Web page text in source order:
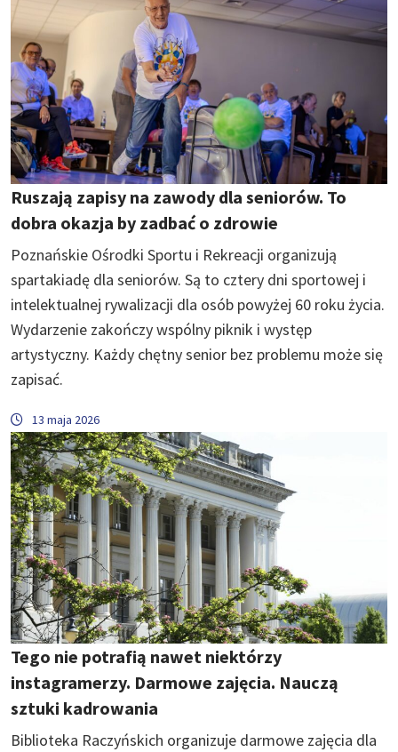
Ruszają zapisy na zawody dla seniorów. To
dobra okazja by zadbać o zdrowie
Poznańskie Ośrodki Sportu i Rekreacji organizują
spartakiadę dla seniorów. Są to cztery dni sportowej i
intelektualnej rywalizacji dla osób powyżej 60 roku życia.
Wydarzenie zakończy wspólny piknik i występ
artystyczny. Każdy chętny senior bez problemu może się
zapisać.
13 maja 2026
Tego nie potrafią nawet niektórzy
instagramerzy. Darmowe zajęcia. Nauczą
sztuki kadrowania
Biblioteka Raczyńskich organizuje darmowe zajęcia dla